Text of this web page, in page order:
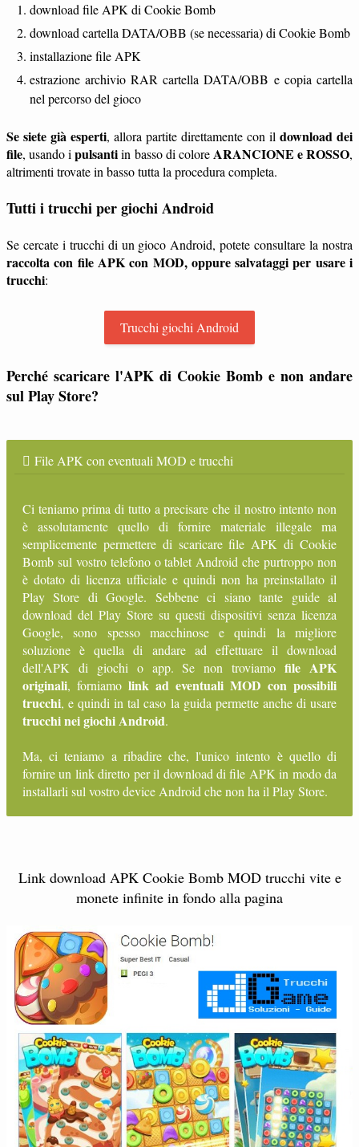
download file APK di Cookie Bomb
download cartella DATA/OBB (se necessaria) di Cookie Bomb
installazione file APK
estrazione archivio RAR cartella DATA/OBB e copia cartella
nel percorso del gioco
Se siete già esperti, allora partite direttamente con il download dei
file, usando ipulsantiin basso di coloreARANCIONE e ROSSO,
altrimenti trovate in basso tutta la procedura completa.
Tutti i trucchi per giochi Android
Se cercate i trucchi di un gioco Android, potete consultare la nostra
raccolta con file APK con MOD, oppure salvataggi per usare i
trucchi:
Trucchi giochi Android
Perché scaricare l'APK di Cookie Bomb e non andare
sul Play Store?
File APK con eventuali MOD e trucchi
Ci teniamo prima di tutto a precisare che il nostro intento non
è assolutamente quello di fornire materiale illegale ma
semplicemente permettere di scaricare file APK di Cookie
Bomb sul vostro telefono o tablet Android che purtroppo non
è dotato di licenza ufficiale e quindi non ha preinstallato il
Play Store di Google. Sebbene ci siano tante guide al
download del Play Store su questi dispositivi senza licenza
Google, sono spesso macchinose e quindi la migliore
soluzione è quella di andare ad effettuare il download
dell'APK di giochi o app. Se non troviamofile APK
originali, forniamo link ad eventuali MOD con possibili
trucchi, e quindi in tal caso la guida permette anche di usare
trucchi nei giochi Android.
Ma, ci teniamo a ribadire che, l'unico intento è quello di
fornire un link diretto per il download di file APK in modo da
installarli sul vostro device Android che non ha il Play Store.
Link download APK Cookie Bomb MOD trucchi vite e
monete infinite in fondo alla pagina